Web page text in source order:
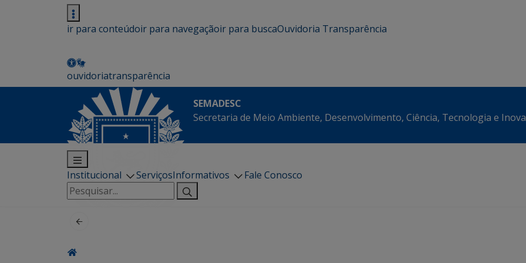
ir para conteúdoir para navegaçãoir para buscaOuvidoria Transparência
ouvidoriatransparência
SEMADESC
Secretaria de Meio Ambiente, Desenvolvimento, Ciência, Tecnologia e
Institucional ServiçosInformativos
Fale Conosco
Pesquisar
por: